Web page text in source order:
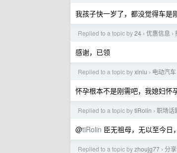
我孩子快一岁了，都没觉得车是
Replied to a topic by24 › 优惠信息 ›
感谢，已领
Replied to a topic byxiniu › 电动汽车
怀孕根本不是刚需吧，我媳妇怀
Replied to a topic bytiRolin › 职场话
@tiRolin 臣无祖母，无以至今日
Replied to a topic byzhoujg77 › 分